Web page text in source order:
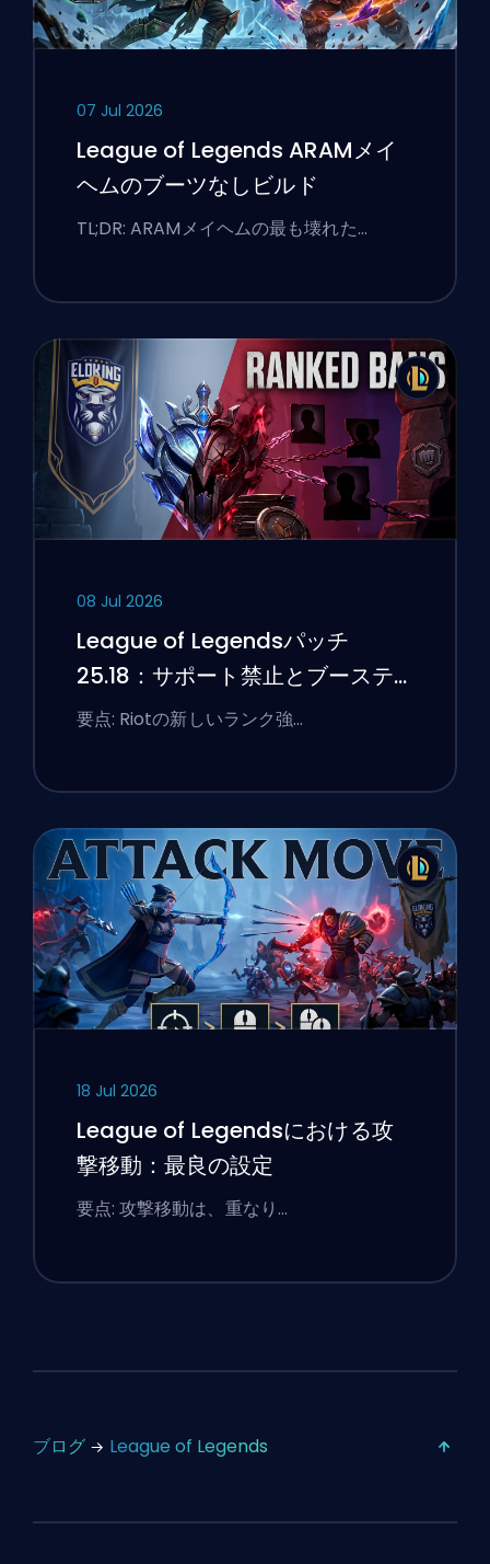
07 Jul 2026
League of Legends ARAMメイ
ヘムのブーツなしビルド
TL;DR: ARAMメイヘムの最も壊れた…
08 Jul 2026
League of Legendsパッチ
25.18：サポート禁止とブーステ
ィングのフラグ
要点: Riotの新しいランク強…
18 Jul 2026
League of Legendsにおける攻
撃移動：最良の設定
要点: 攻撃移動は、重なり…
ブログ League of Legends